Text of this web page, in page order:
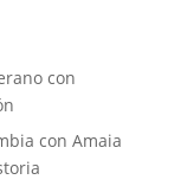
con
con Amaia